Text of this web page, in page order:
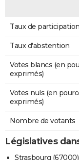
Taux de participation
Taux d'abstention
Votes blancs (en
exprimés)
Votes nuls (en
exprimés)
Nombre de votants
Législatives
Strasbourg (67000)